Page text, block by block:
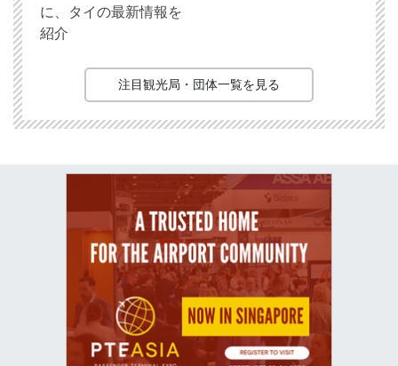
に、タイの最新情報を
紹介
注目観光局・団体一覧を見る